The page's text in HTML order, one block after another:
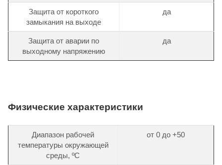
Защита от короткого
замыкания на выходе
да
Защита от аварии по
выходному напряжению
да
Физические характеристики
Диапазон рабочей
температуры окружающей
среды, ºС
от 0 до +50